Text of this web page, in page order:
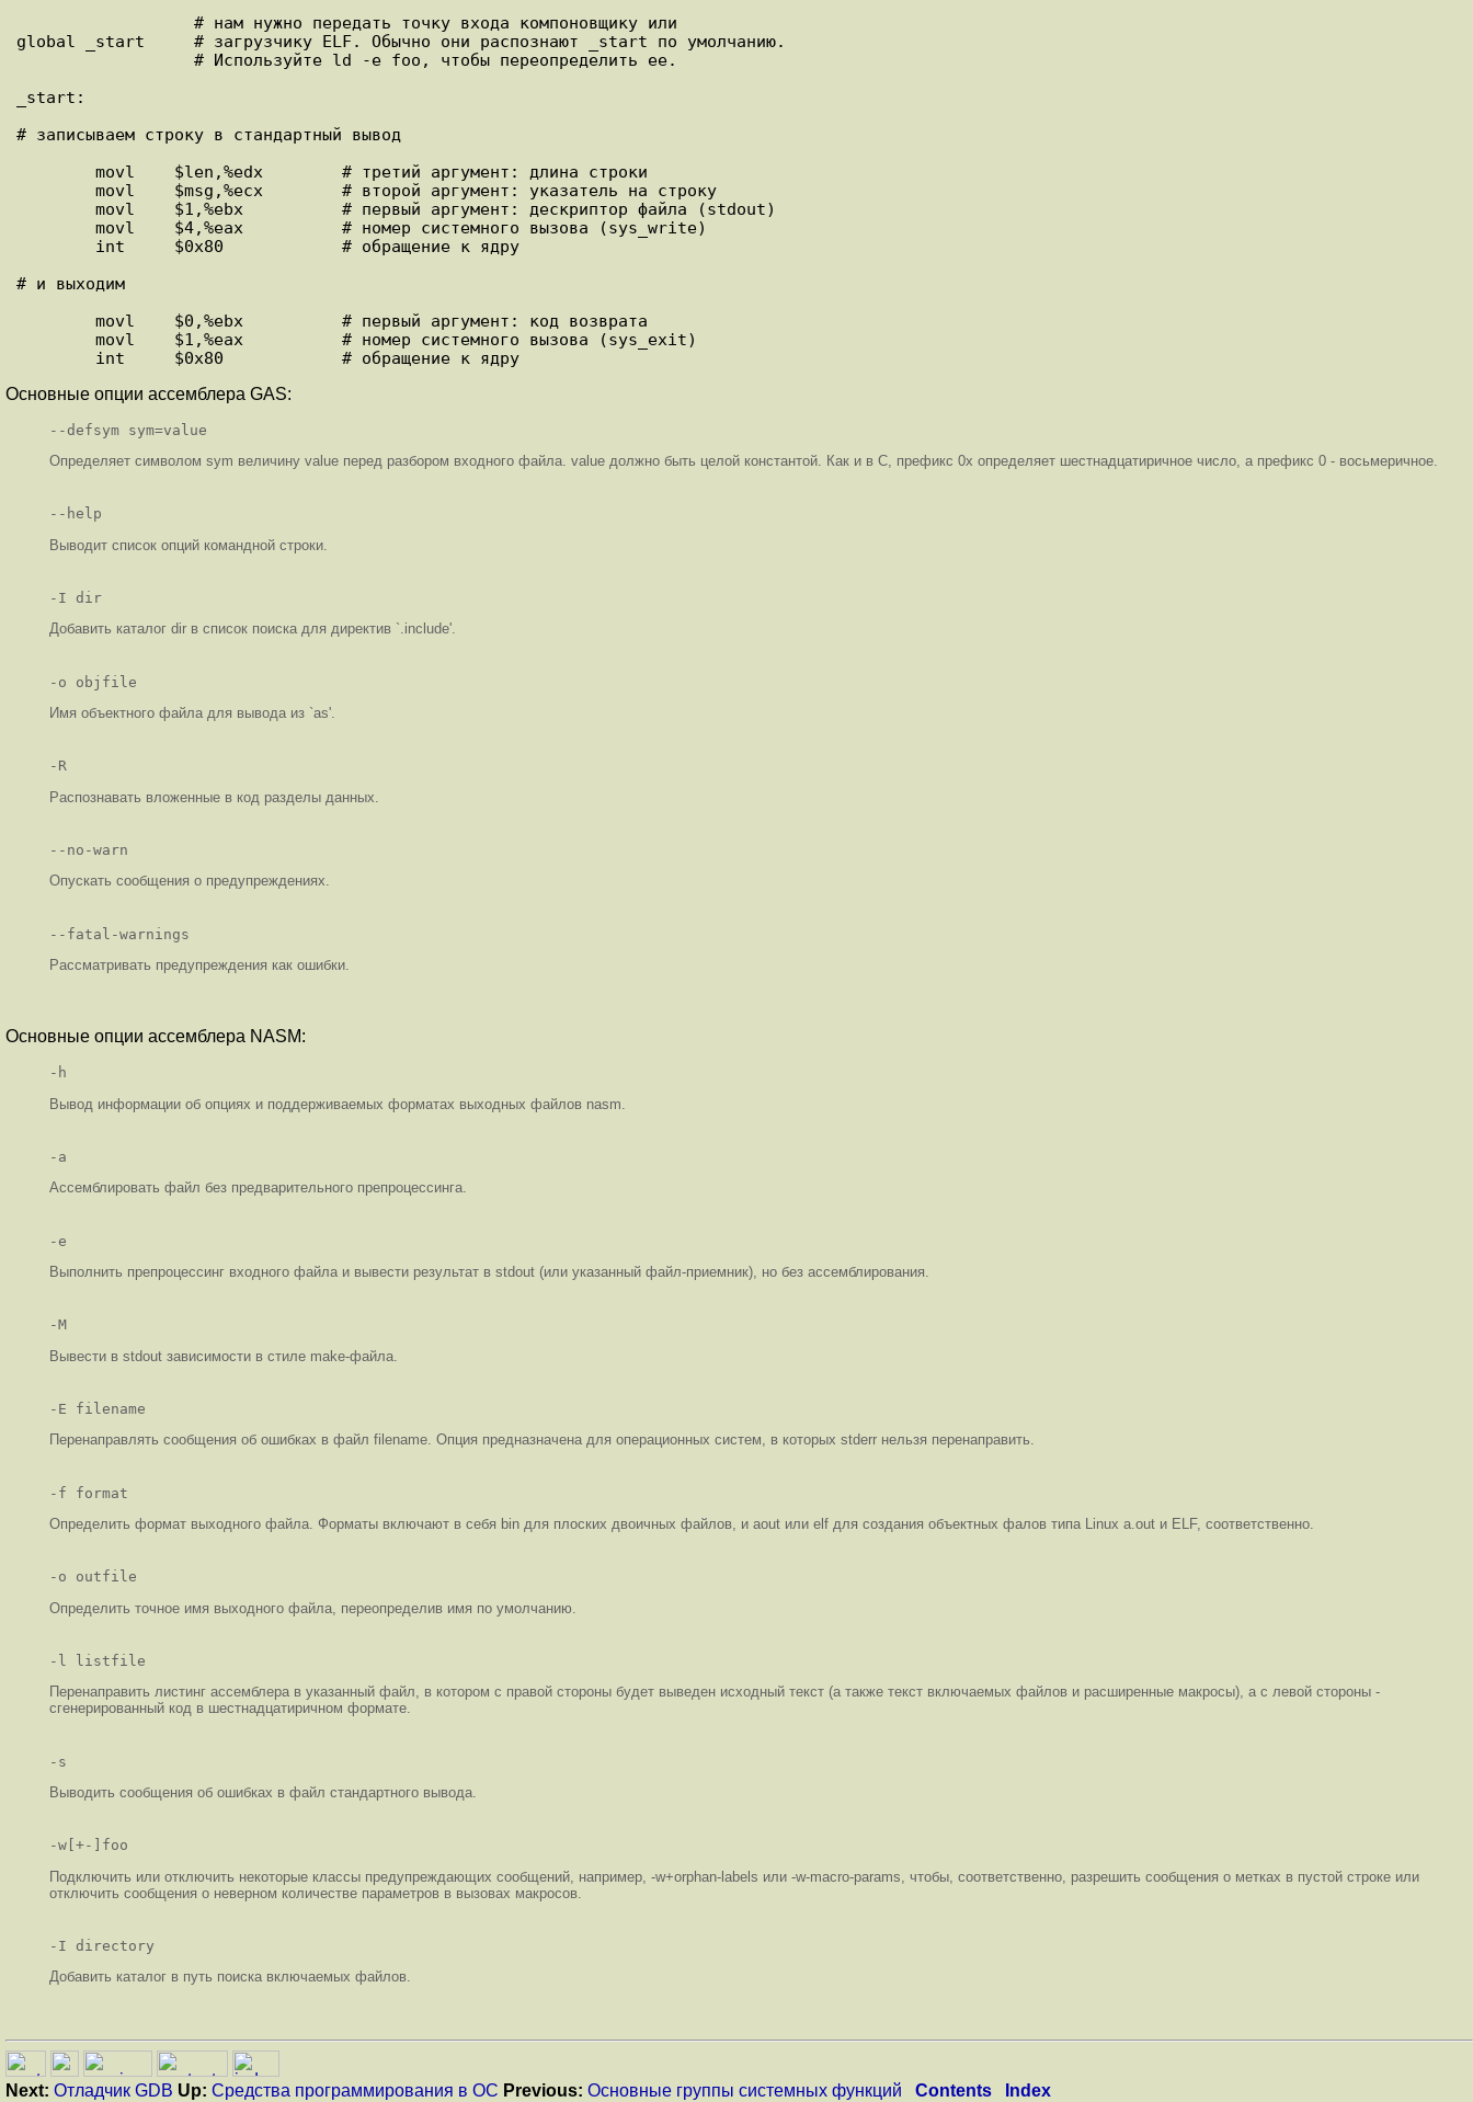
global _start     # загрузчику ELF. Обычно они распознают _start по умолчанию.
_start:
# записываем строку в стандартный вывод
# и выходим
Основные опции ассемблера GAS:
--defsym sym=value
Определяет символом sym величину value перед разбором входного файла. value должно быть целой константой. Как и в C, префикс 0x определяет шестнадцатиричное число, а префикс 0 - восьмеричное.
--help
Выводит список опций командной строки.
-I dir
Добавить каталог dir в список поиска для директив `.include'.
-o objfile
Имя объектного файла для вывода из `as'.
-R
Распознавать вложенные в код разделы данных.
--no-warn
Опускать сообщения о предупреждениях.
--fatal-warnings
Рассматривать предупреждения как ошибки.
Основные опции ассемблера NASM:
-h
Вывод информации об опциях и поддерживаемых форматах выходных файлов nasm.
-a
Ассемблировать файл без предварительного препроцессинга.
-e
Выполнить препроцессинг входного файла и вывести результат в stdout (или указанный файл-приемник), но без ассемблирования.
-M
Вывести в stdout зависимости в стиле make-файла.
-E filename
Перенаправлять сообщения об ошибках в файл filename. Опция предназначена для операционных систем, в которых stderr нельзя перенаправить.
-f format
Определить формат выходного файла. Форматы включают в себя bin для плоских двоичных файлов, и aout или elf для создания объектных фалов типа Linux a.out и ELF, соответственно.
-o outfile
Определить точное имя выходного файла, переопределив имя по умолчанию.
-l listfile
Перенаправить листинг ассемблера в указанный файл, в котором с правой стороны будет выведен исходный текст (а также текст включаемых файлов и расширенные макросы), а с левой стороны -
сгенерированный код в шестнадцатиричном формате.
-s
Выводить сообщения об ошибках в файл стандартного вывода.
-w[+-]foo
Подключить или отключить некоторые классы предупреждающих сообщений, например, -w+orphan-labels или -w-macro-params, чтобы, соответственно, разрешить сообщения о метках в пустой строке или
отключить сообщения о неверном количестве параметров в вызовах макросов.
-I directory
Добавить каталог в путь поиска включаемых файлов.
Next: Отладчик GDB Up: Средства программирования в ОС Previous: Основные группы системных функций Contents
Index